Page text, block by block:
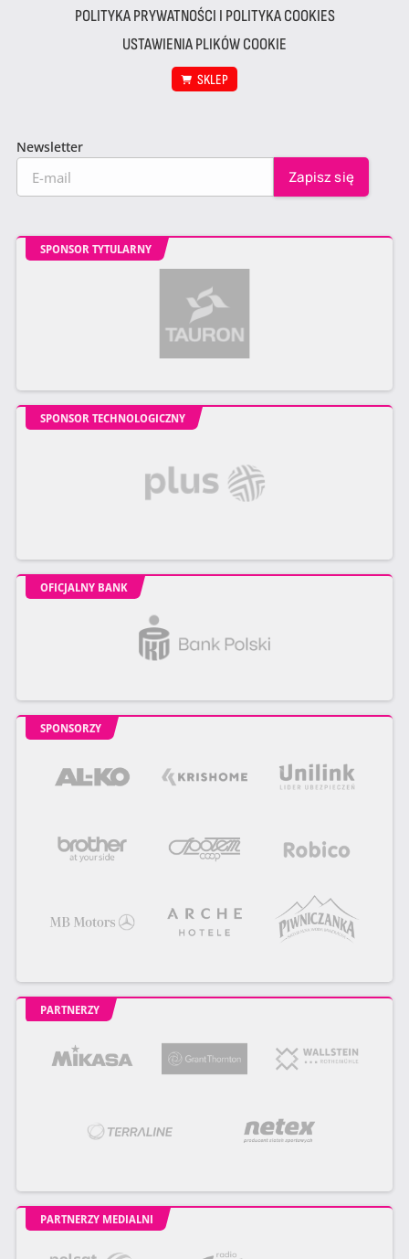
POLITYKA PRYWATNOŚCI I POLITYKA COOKIES
USTAWIENIA PLIKÓW COOKIE
SKLEP
Newsletter
SPONSOR TYTULARNY
SPONSOR TECHNOLOGICZNY
OFICJALNY BANK
SPONSORZY
PARTNERZY
PARTNERZY MEDIALNI